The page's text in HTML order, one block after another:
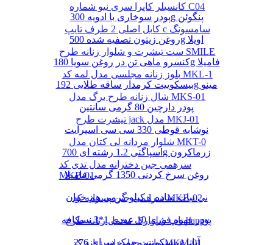
کانسیلر کاپرا سری نیو شماره C04
کابل اصلی 2 طرف تایپ c سامسونگ
ست تیشرت و شلوار زنانه طرح SMILE
بلوز زنانه مجلسی مدل لمه کد MKL-1
شال زنانه طرح برگ مدل MKS-01
تیشرت طرح jack مدل MKJ-01
شلوار مردانه لی کتان مدل MKT-0
سرهمی جین دخترانه مدل تدی کد
MKB-01
سرهمی جین پسرانه کد MKB-02
تاپ شلوارک مخمل زنانه طرح happy
مانتو چهارخانه زنانه کد MKM-01
پودر سوخاری با ادویه 300g پنگوئن
روغن زیتون تصفیه شده 500g اویلا
کنسرو ماهی تن در روغن سویا 180g فامیلا
بیسکوییت کرمدار ساقه طلایی 192g مینو
پودر دارچین 80 گرمی سانتین
نوشابه قوطی 330 سی سی اسپرایت
اسپاگتی 1.2 رشته ای 700g زرماکرون
روغن سرخ کردنی 1350 گرمی فامیلا
نی نبات ساده 1 کیلو گرمی هم خوان
پودر قهوه فوری 10 عددی 1*3 نسکافه
بیسکوییت چمک سرای 276g آناتا